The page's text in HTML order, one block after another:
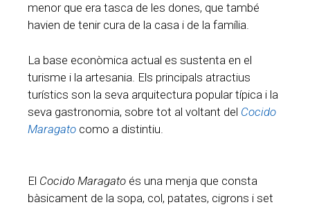
menor que era tasca de les dones, que també
havien de tenir cura de la casa i de la família.
La base econòmica actual es sustenta en el
turisme i la artesania. Els principals atractius
turístics son la seva arquitectura popular típica i la
seva gastronomia, sobre tot al voltant del Cocido
Maragato como a distintiu.
El Cocido Maragato és una menja que consta
bàsicament de la sopa, col, patates, cigrons i set